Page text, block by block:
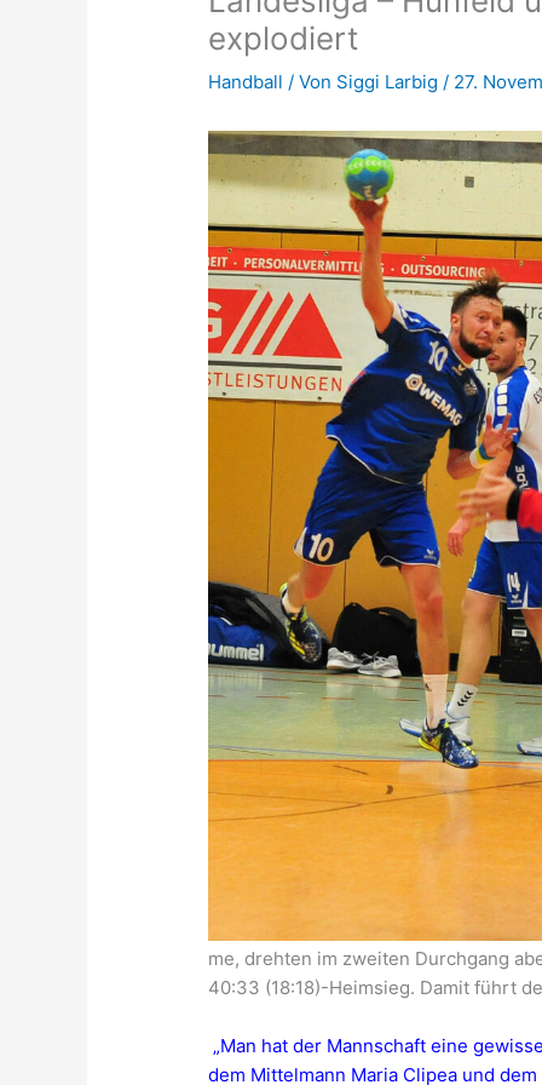
explodiert
Handball / Von Siggi Larbig/ 27.
me, drehten im zweiten Durchgang
40:33 (18:18)-Heimsieg. Damit führt
„Man hat der Mannschaft eine
dem Mittelmann Maria Clipea und